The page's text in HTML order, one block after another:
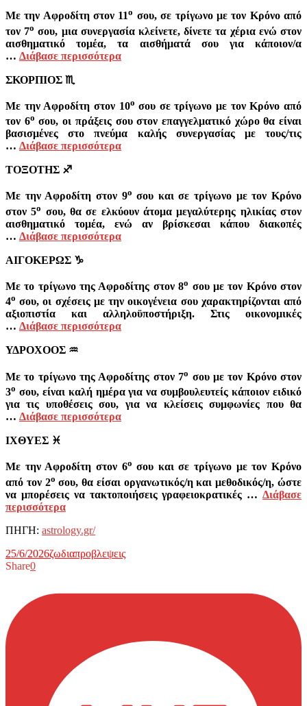
Με την Αφροδίτη στον 11ο σου, σε τρίγωνο με τον Κρόνο από
τον 7ο σου, μια συνεργασία κλείνετε, δίνετε τα χέρια ενώ στον
αισθηματικό τομέα, τα αισθήματά σου για κάποιον/α
… Διάβασε περισσότερα
ΣΚΟΡΠΙΟΣ ♏
Με την Αφροδίτη στον 10ο σου σε τρίγωνο με τον Κρόνο από
τον 6ο σου, οι πράξεις σου στον επαγγελματικό χώρο θα είναι
βασισμένες στο πνεύμα καλής συνεργασίας με τους/τις
… Διάβασε περισσότερα
ΤΟΞΟΤΗΣ ♐
Με την Αφροδίτη στον 9ο σου και σε τρίγωνο με τον Κρόνο
στον 5ο σου, θα σε ελκύουν άτομα μεγαλύτερης ηλικίας στον
αισθηματικό τομέα, ενώ αν βρίσκεσαι κάπου διακοπές
… Διάβασε περισσότερα
ΑΙΓΟΚΕΡΩΣ ♑
Με το τρίγωνο της Αφροδίτης στον 8ο σου με τον Κρόνο στον
4ο σου, οι σχέσεις με την οικογένεια σου χαρακτηρίζονται από
αξιοπιστία και αλληλοϋποστήριξη. Στις οικονομικές
… Διάβασε περισσότερα
ΥΔΡΟΧΟΟΣ ♒
Με το τρίγωνο της Αφροδίτης στον 7ο σου με τον Κρόνο στον
3ο σου, είναι καλή ημέρα για να συμβουλευτείς κάποιον ειδικό
για τις υποθέσεις σου, για να κλείσεις συμφωνίες που θα
… Διάβασε περισσότερα
ΙΧΘΥΕΣ ♓
Με την Αφροδίτη στον 6ο σου και σε τρίγωνο με τον Κρόνο
από τον 2ο σου, θα είσαι οργανωτικός/η και μεθοδικός/η, ώστε
να μπορέσεις να τακτοποιήσεις γραφειοκρατικές … Διάβασε
περισσότερα
ΠΗΓΗ: astrology.gr/
25/6/2026ζωδιαπροβλεψεις
Share0